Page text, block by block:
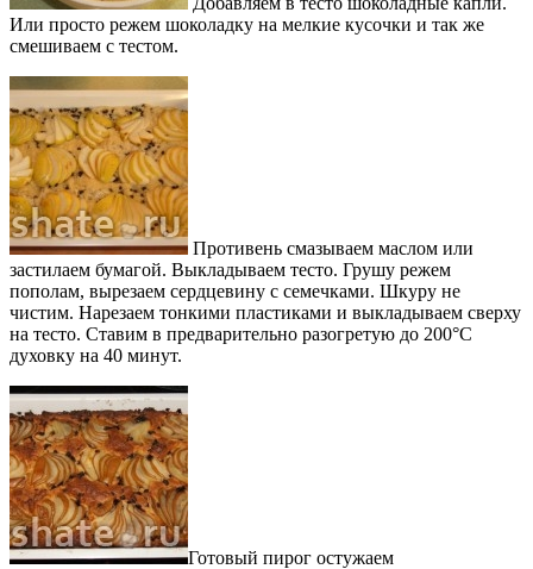
Или просто режем шоколадку на мелкие кусочки и так же
смешиваем с тестом.
Противень смазываем маслом или
застилаем бумагой. Выкладываем тесто. Грушу режем
пополам, вырезаем сердцевину с семечками. Шкуру не
чистим. Нарезаем тонкими пластиками и выкладываем сверху
на тесто. Ставим в предварительно разогретую до 200°С
духовку на 40 минут.
Готовый пирог остужаем